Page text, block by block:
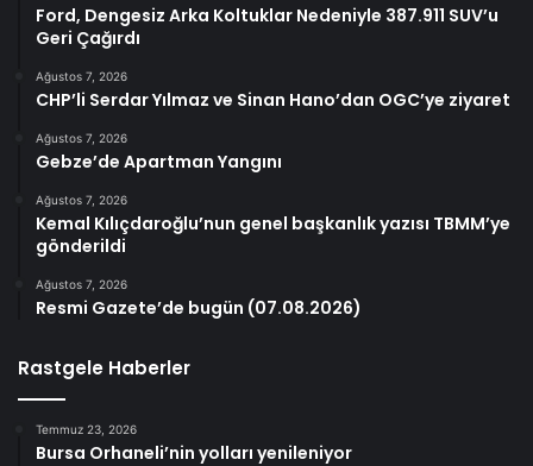
Ford, Dengesiz Arka Koltuklar Nedeniyle 387.911 SUV’u
Geri Çağırdı
Ağustos 7, 2026
CHP’li Serdar Yılmaz ve Sinan Hano’dan OGC’ye ziyaret
Ağustos 7, 2026
Gebze’de Apartman Yangını
Ağustos 7, 2026
Kemal Kılıçdaroğlu’nun genel başkanlık yazısı TBMM’ye
gönderildi
Ağustos 7, 2026
Resmi Gazete’de bugün (07.08.2026)
Rastgele Haberler
Temmuz 23, 2026
Bursa Orhaneli’nin yolları yenileniyor